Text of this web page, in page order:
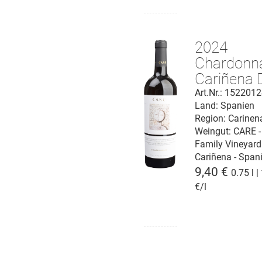
2024
Cariñena
Art.Nr.:
Region:
Weingut: CARE -
Family
Cariñena -
Land: Spanien
9,40 € 0.75 l |
€/l